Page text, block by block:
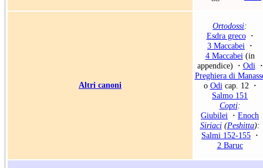
Altri canoni
Ortodossi:
Esdra greco ·
3 Maccabei
·
4 Maccabei (in
appendice)
· Odi
·
Preghiera di
o Odi cap. 12
·
Salmo 151
Copti:
Giubilei
· Enoch
Siriaci(Peshitta):
Salmi 152-155 ·
2 Baruc